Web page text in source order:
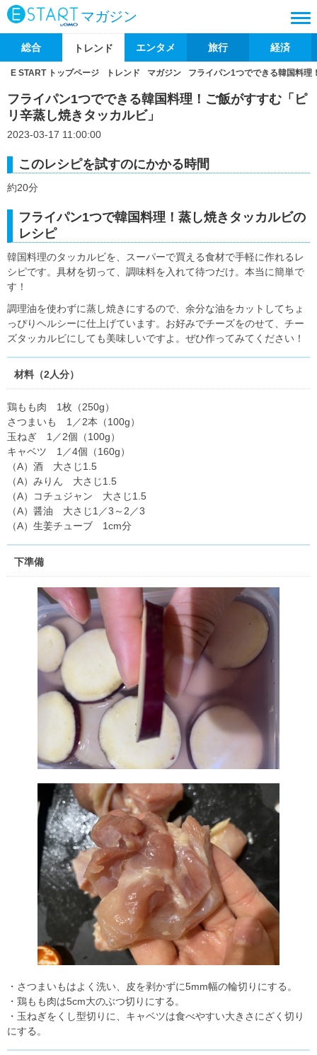
マガジン
総合 トレンド エンタメ 旅行 経済
E START トップページ トレンド マガジン フライパン1つでできる韓国料理
フライパン1つでできる韓国料理！ご飯がすすむ「ピ
リ辛蒸し焼きタッカルビ」
2023-03-17 11:00:00
このレシピを試すのにかかる時間
約20分
フライパン1つで韓国料理！蒸し焼きタッカルビの
レシピ
韓国料理のタッカルビを、スーパーで買える食材で手軽に作れるレ
シピです。具材を切って、調味料を入れて待つだけ。本当に簡単で
す！
調理油を使わずに蒸し焼きにするので、余分な油をカットしてちょ
っぴりヘルシーに仕上げています。お好みでチーズをのせて、チー
ズタッカルビにしても美味しいですよ。ぜひ作ってみてください！
材料（2人分）
鶏もも肉 1枚（250g）
さつまいも 1／2本（100g）
玉ねぎ 1／2個（100g）
キャベツ 1／4個（160g）
（A）酒 大さじ1.5
（A）みりん 大さじ1.5
（A）コチュジャン 大さじ1.5
（A）醤油 大さじ1／3～2／3
（A）生姜チューブ 1cm分
下準備
・さつまいもはよく洗い、皮を剥かずに5mm幅の輪切りにする。
・鶏もも肉は5cm大のぶつ切りにする。
・玉ねぎをくし型切りに、キャベツは食べやすい大きさにざく切り
にする。